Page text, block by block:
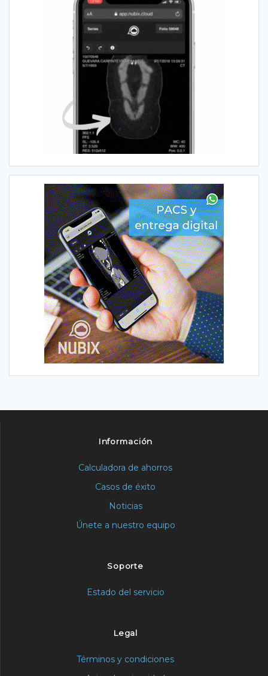
Información
Calculadora de ahorros
Casos de éxito
Noticias
Únete a nuestro equipo
Soporte
Estado del servicio
Legal
Términos y condiciones